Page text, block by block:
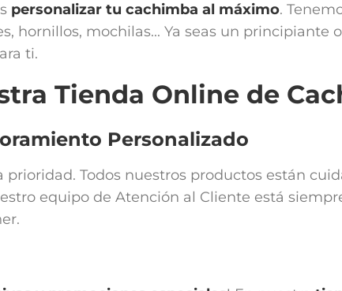
personalizar tu cachimba al máximo.
hornillos, mochilas... Ya seas un
ti.
Tienda Online de
Personalizado
prioridad. Todos nuestros productos están
equipo de Atención al Cliente está